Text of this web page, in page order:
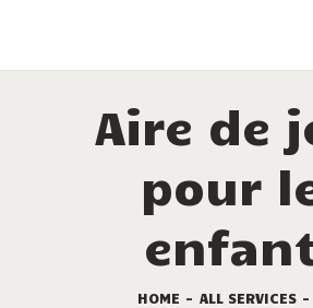
Aire de
pour
HOME ALL SERVICES
LES
PROMOTIONS
TOURISME
LE PLAN DU
CONTACT